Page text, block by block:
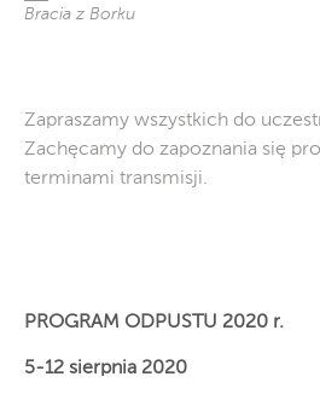
Bracia z Borku
Zapraszamy wszystkich do
Zachęcamy do zapoznania się
terminami transmisji.
PROGRAM ODPUSTU 2020 r.
5-12 sierpnia 2020